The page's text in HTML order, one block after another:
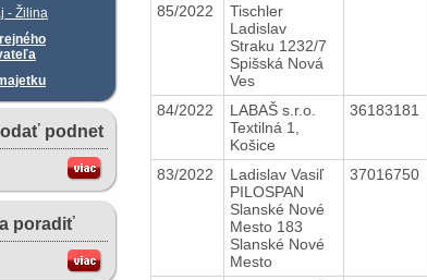
- Žilina
podnet
poradiť
85/2022
Tischler
Ladislav
Straku 1232/7
Spišská Nová
Ves
84/2022
LABAŠ s.r.o.
Textilná 1,
Košice
36183181
83/2022
Ladislav Vasiľ
PILOSPAN
Slanské Nové
Mesto 183
Slanské Nové
Mesto
37016750